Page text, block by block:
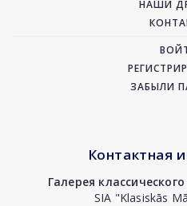
НАШИ
ЗАБЫЛИ
Контактная
Галерея
SIA "Klasiskās